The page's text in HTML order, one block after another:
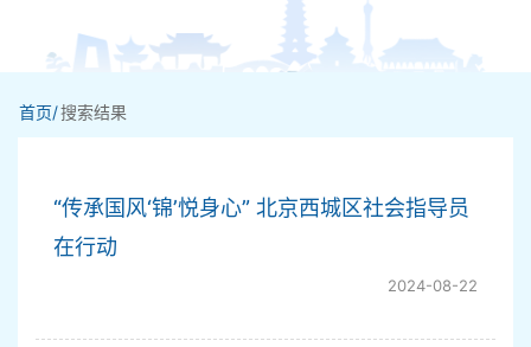
首页/搜索结果
“传承国风‘锦’悦身心” 北京西城区社会指导员
在行动
2024-08-22